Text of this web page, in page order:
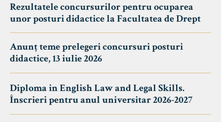
Rezultatele concursurilor pentru ocuparea
unor posturi didactice la Facultatea de Drept
Anunț teme prelegeri concursuri posturi
didactice, 13 iulie 2026
Diploma in English Law and Legal Skills.
Înscrieri pentru anul universitar 2026-2027